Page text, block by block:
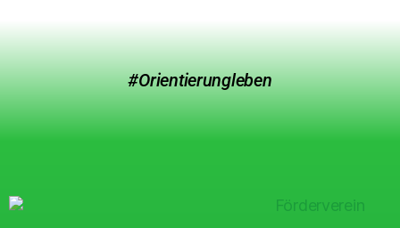
#Orientierungleben